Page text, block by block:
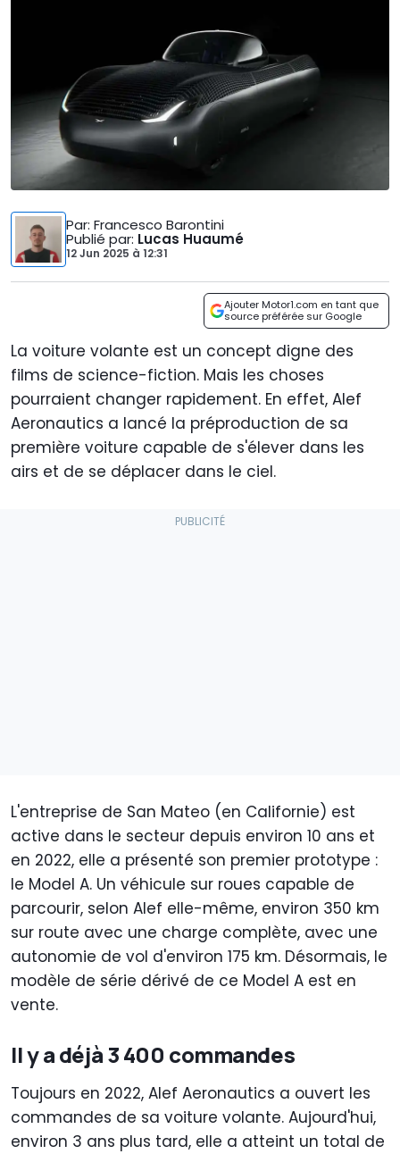
Par: Francesco Barontini
Publié par: Lucas Huaumé
12 Jun 2025 à 12:31
Ajouter Motor1.com en tant que
source préférée sur Google
La voiture volante est un concept digne des
films de science-fiction. Mais les choses
pourraient changer rapidement. En effet, Alef
Aeronautics a lancé la préproduction de sa
première voiture capable de s'élever dans les
airs et de se déplacer dans le ciel.
L'entreprise de San Mateo (en Californie) est
active dans le secteur depuis environ 10 ans et
en 2022, elle a présenté son premier prototype :
le Model A. Un véhicule sur roues capable de
parcourir, selon Alef elle-même, environ 350 km
sur route avec une charge complète, avec une
autonomie de vol d'environ 175 km. Désormais, le
modèle de série dérivé de ce Model A est en
vente.
Il y a déjà 3 400 commandes
Toujours en 2022, Alef Aeronautics a ouvert les
commandes de sa voiture volante. Aujourd'hui,
environ 3 ans plus tard, elle a atteint un total de